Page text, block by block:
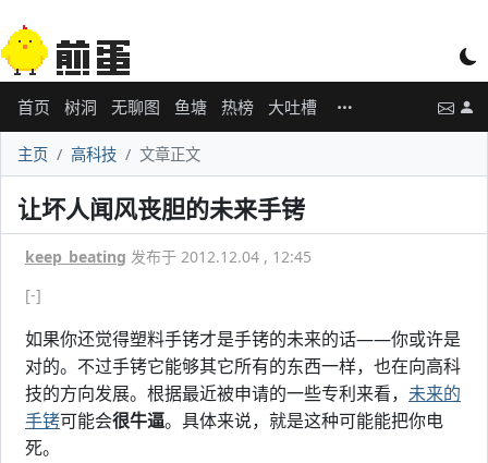
首页 树洞 无聊图 鱼塘 热榜 大吐槽
主页 高科技 文章正文
让坏人闻风丧胆的未来手铐
keep_beating 发布于 2012.12.04 , 12:45
[-]
如果你还觉得塑料手铐才是手铐的未来的话——你或许是
对的。不过手铐它能够其它所有的东西一样，也在向高科
技的方向发展。根据最近被申请的一些专利来看， 未来的
手铐可能会很牛逼。具体来说，就是这种可能能把你电
死。